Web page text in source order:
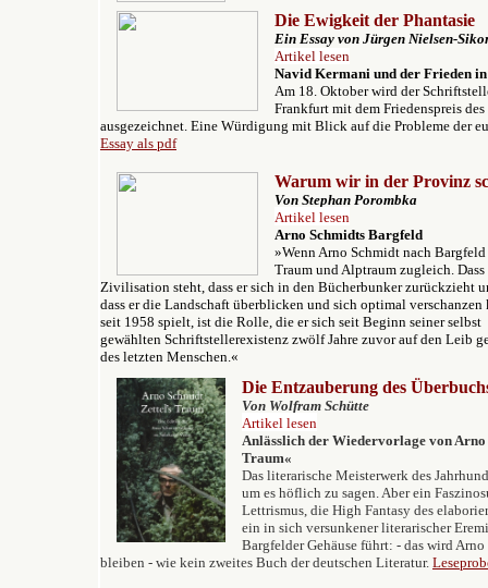
Die Ewigkeit der Phantasie
Ein Essay von Jürgen Nielsen-
Artikel lesen
Navid Kermani und der Frieden
Am 18. Oktober wird der
Frankfurt mit dem Friedenspreis
ausgezeichnet. Eine Würdigung mit Blick auf die Probleme der
Essay als pdf
Warum wir in der Provinz
Von Stephan Porombka
Artikel lesen
Arno Schmidts Bargfeld
»Wenn Arno Schmidt nach
Traum und Alptraum zugleich.
Zivilisation steht, dass er sich in den Bücherbunker zurückzieht
dass er die Landschaft überblicken und sich optimal verschanzen
seit 1958 spielt, ist die Rolle, die er sich seit Beginn seiner selbst
gewählten Schriftstellerexistenz zwölf Jahre zuvor auf den Leib
des letzten Menschen.«
Die Entzauberung des
Von Wolfram Schütte
Artikel lesen
Anlässlich der Wiedervorlage von
Traum«
Das literarische Meisterwerk des
um es höflich zu sagen. Aber ein
Lettrismus, die High Fantasy des
ein in sich versunkener literarischer
Bargfelder Gehäuse führt: - das wird
bleiben - wie kein zweites Buch der deutschen Literatur.